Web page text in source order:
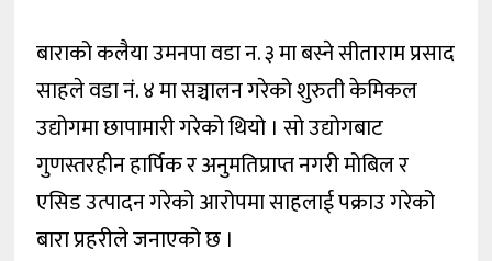
बाराको कलैया उमनपा वडा न. ३ मा बस्ने सीताराम प्रसाद
साहले वडा नं. ४ मा सञ्चालन गरेको शुरुती केमिकल
उद्योगमा छापामारी गरेको थियो । सो उद्योगबाट
गुणस्तरहीन हार्पिक र अनुमतिप्राप्त नगरी मोबिल र
एसिड उत्पादन गरेको आरोपमा साहलाई पक्राउ गरेको
बारा प्रहरीले जनाएको छ ।